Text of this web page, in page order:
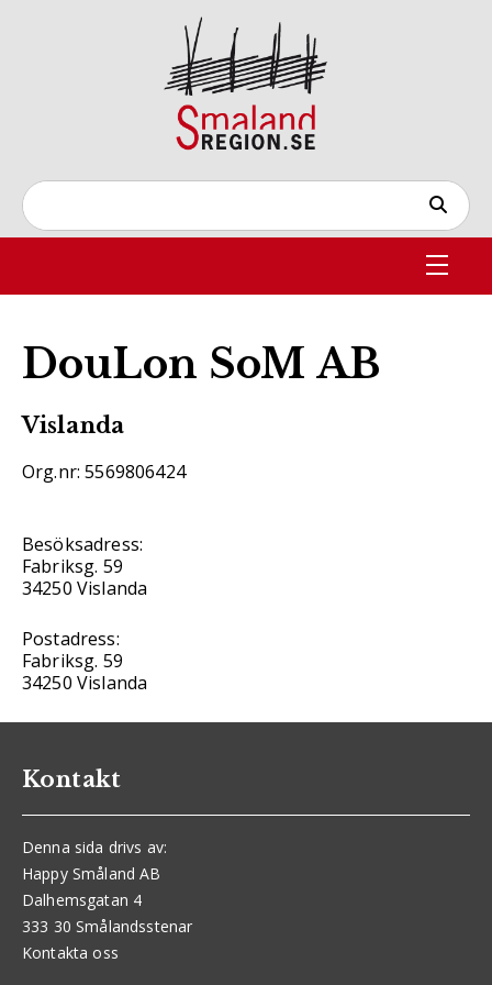
DouLon SoM AB
Vislanda
Org.nr: 5569806424
Besöksadress:
Fabriksg. 59
34250 Vislanda
Postadress:
Fabriksg. 59
34250 Vislanda
Kontakt
Denna sida drivs av:
Happy Småland AB
Dalhemsgatan 4
333 30 Smålandsstenar
Kontakta oss